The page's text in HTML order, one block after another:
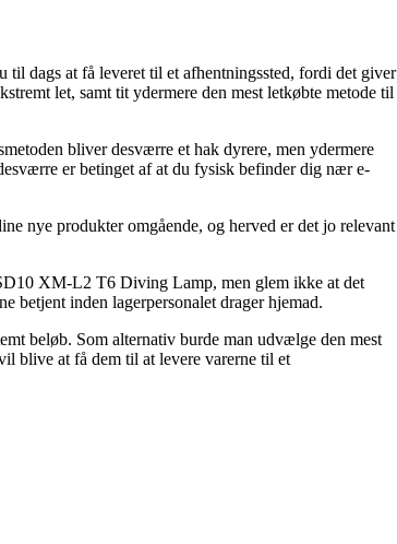
dags at få leveret til et afhentningssted, fordi det giver
let, samt tit ydermere den mest letkøbte metode til
bliver desværre et hak dyrere, men ydermere
er betinget af at du fysisk befinder dig nær e-
nye produkter omgående, og herved er det jo relevant
XM-L2 T6 Diving Lamp, men glem ikke at det
betjent inden lagerpersonalet drager hjemad.
beløb. Som alternativ burde man udvælge den mest
blive at få dem til at levere varerne til et